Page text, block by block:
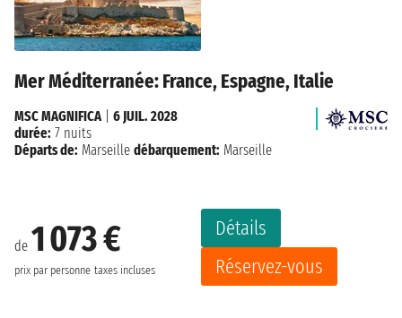
Mer Méditerranée: France, Espagne, Italie
de 1 073 €
prix par personne taxes incluses
Détails
Réservez-vous
MSC MAGNIFICA| 6 JUIL. 2028
durée: 7 nuits
Départs de: Marseille débarquement: Marseille